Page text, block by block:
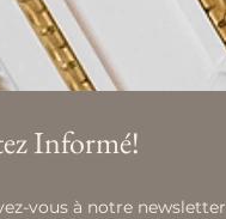
Informé!
vous à notre